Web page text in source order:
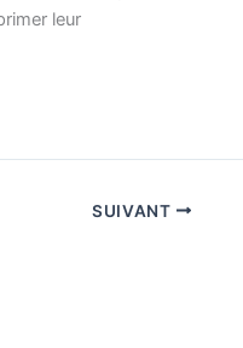
leur
SUIVANT